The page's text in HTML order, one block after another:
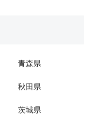
青森県
秋田県
茨城県